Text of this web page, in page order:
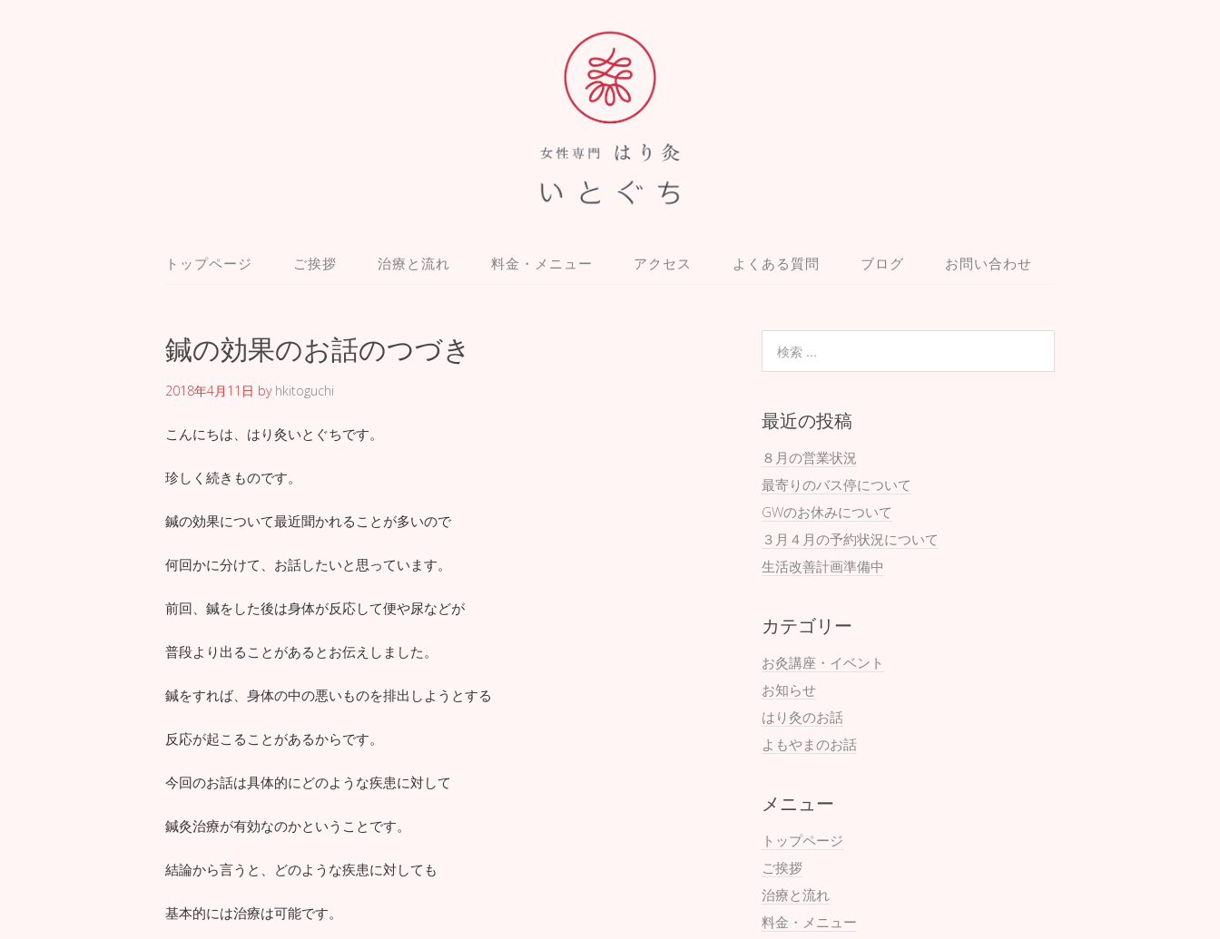
トップページ ご挨拶 治療と流れ 料金・メニュー アクセス よくある質問 ブログ お問い合わせ
鍼の効果のお話のつづき
2018年4月11日 by hkitoguchi
こんにちは、はり灸いとぐちです。
珍しく続きものです。
鍼の効果について最近聞かれることが多いので
何回かに分けて、お話したいと思っています。
前回、鍼をした後は身体が反応して便や尿などが
普段より出ることがあるとお伝えしました。
鍼をすれば、身体の中の悪いものを排出しようとする
反応が起こることがあるからです。
今回のお話は具体的にどのような疾患に対して
鍼灸治療が有効なのかということです。
結論から言うと、どのような疾患に対しても
基本的には治療は可能です。
最近の投稿
８月の営業状況
最寄りのバス停について
GWのお休みについて
３月４月の予約状況について
生活改善計画準備中
カテゴリー
お灸講座・イベント
お知らせ
はり灸のお話
よもやまのお話
メニュー
トップページ
ご挨拶
治療と流れ
料金・メニュー